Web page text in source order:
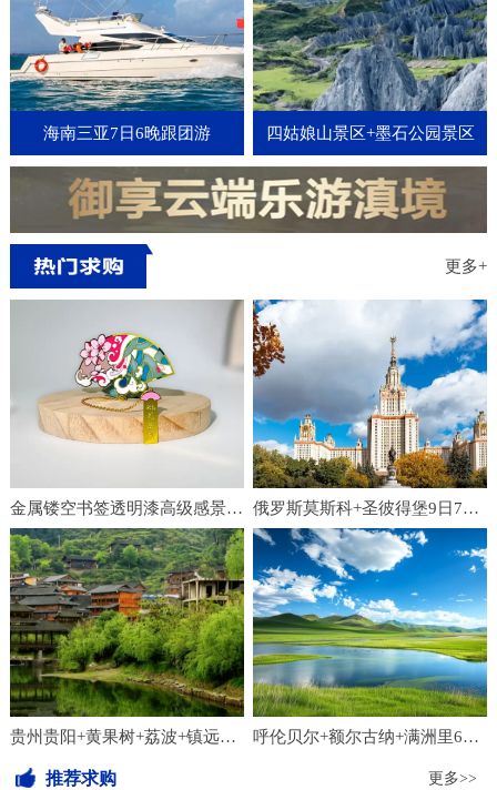
海南三亚7日6晚跟团游 四姑娘山景区+墨石公园景区
+新都桥3日2晚跟团游
更多+
金属镂空书签透明漆高级感景区纪念品学习文具中国风文创设计定制 俄罗斯莫斯科+圣彼得堡9日7晚跟团游
贵州贵阳+黄果树+荔波+镇远+西江千户苗寨+梵净山7日6晚跟团游 呼伦贝尔+额尔古纳+满洲里6日5晚跟团游
推荐求购 更多>>